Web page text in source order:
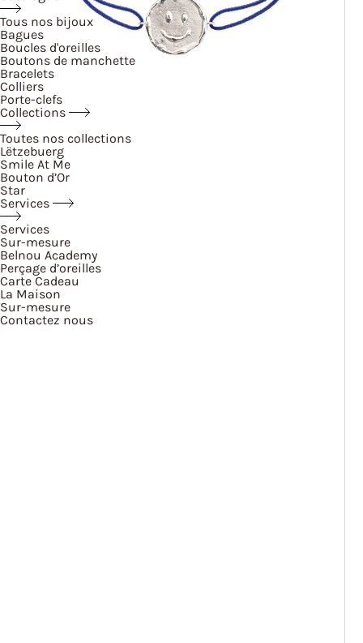
Tous nos bijoux
Bagues
Boucles d'oreilles
Boutons de manchette
Bracelets
Colliers
Porte-clefs
Collections
Toutes nos collections
Lëtzebuerg
Smile At Me
Bouton d’Or
Star
Services
Services
Sur-mesure
Belnou Academy
Perçage d’oreilles
Carte Cadeau
La Maison
Sur-mesure
Contactez nous